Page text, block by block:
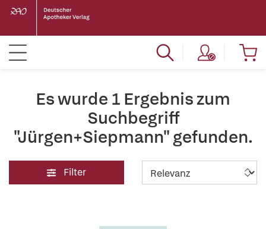
Es wurde 1 Ergebnis zum
Suchbegriff
"Jürgen+Siepmann" gefunden.
Filter